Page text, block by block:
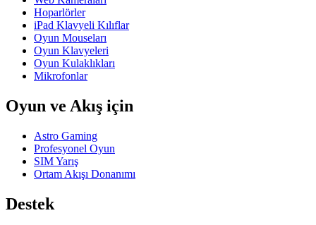
Hoparlörler
iPad Klavyeli Kılıflar
Oyun Mouseları
Oyun Klavyeleri
Oyun Kulaklıkları
Mikrofonlar
Oyun ve Akış için
Astro Gaming
Profesyonel Oyun
SIM Yarış
Ortam Akışı Donanımı
Destek